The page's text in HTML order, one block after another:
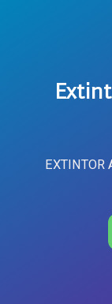
EXTINTOR